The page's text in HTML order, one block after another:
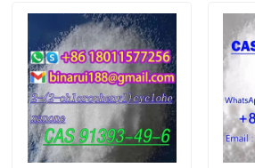
Видеозаписи
О нас
Экскурсия по заводу